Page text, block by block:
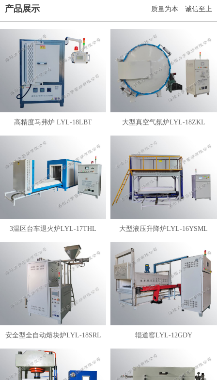
产品展示 质量为本 诚信至上
高精度马弗炉 LYL-18LBT 大型真空气氛炉LYL-18ZKL
3温区台车退火炉LYL-17THL 大型液压升降炉LYL-16YSML
安全型全自动熔块炉LYL-18SRL 辊道窑LYL-12GDY